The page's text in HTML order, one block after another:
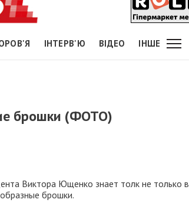
ІНТЕРВ'Ю ВІДЕО ІНШЕ
брошки (ФОТО)
Виктора Ющенко знает толк не только в
брошки.